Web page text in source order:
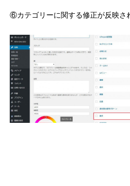
⑥カテゴリーに関する修正が反映さ